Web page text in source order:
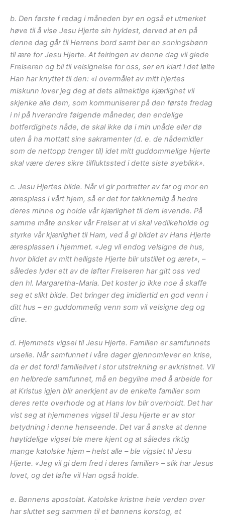
b. Den første f redag i måneden byr en også et utmerket
høve til å vise Jesu Hjerte sin hyldest, derved at en på
denne dag går til Herrens bord samt ber en soningsbønn
til ære for Jesu Hjerte. At feiringen av denne dag vil glede
Frelseren og bli til velsignelse for oss, ser en klart i det lølte
Han har knyttet til den: «I overmålet av mitt hjertes
miskunn lover jeg deg at dets allmektige kjærlighet vil
skjenke alle dem, som kommuniserer på den første fredag
i ni på hverandre følgende måneder, den endelige
botferdighets nåde, de skal ikke dø i min unåde eller dø
uten å ha mottatt sine sakramenter (d. e. de nådemidler
som de nettopp trenger til) idet mitt guddommelige Hjerte
skal være deres sikre tilfluktssted i dette siste øyeblikk».
c. Jesu Hjertes bilde. Når vi gir portretter av far og mor en
æresplass i vårt hjem, så er det for takknemlig å hedre
deres minne og holde vår kjærlighet til dem levende. På
samme måte ønsker vår Frelser at vi skal vedlikeholde og
styrke vår kjærlighet til Ham, ved å gi bildet av Hans Hjerte
æresplassen i hjemmet. «Jeg vil endog velsigne de hus,
hvor bildet av mitt helligste Hjerte blir utstillet og æret», –
således lyder ett av de løfter Frelseren har gitt oss ved
den hl. Margaretha-Maria. Det koster jo ikke noe å skaffe
seg et slikt bilde. Det bringer deg imidlertid en god venn i
ditt hus – en guddommelig venn som vil velsigne deg og
dine.
d. Hjemmets vigsel til Jesu Hjerte. Familien er samfunnets
urselle. Når samfunnet i våre dager gjennomlever en krise,
da er det fordi familielivet i stor utstrekning er avkristnet. Vil
en helbrede samfunnet, må en begyiine med å arbeide for
at Kristus igjen blir anerkjent av de enkelte familier som
deres rette overhode og at Hans lov blir overholdt. Det har
vist seg at hjemmenes vigsel til Jesu Hjerte er av stor
betydning i denne henseende. Det var å ønske at denne
høytidelige vigsel ble mere kjent og at således riktig
mange katolske hjem – helst alle – ble vigslet til Jesu
Hjerte. «Jeg vil gi dem fred i deres familier» – slik har Jesus
lovet, og det løfte vil Han også holde.
e. Bønnens apostolat. Katolske kristne hele verden over
har sluttet seg sammen til et bønnens korstog, et